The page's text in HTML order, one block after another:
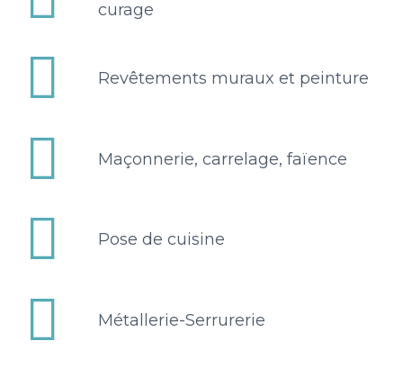
curage

 Revêtements muraux et peinture

 Maçonnerie, carrelage, faïence

 Pose de cuisine

 Métallerie-Serrurerie